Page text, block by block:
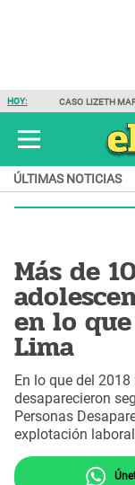
HOY: CASO LIZETH
ÚLTIMAS NOTICIAS
Más de
en lo
Lima
En lo que del
desaparecieron
Personas
explotación